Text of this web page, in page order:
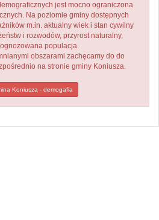
jest mocno ograniczona
Na poziomie gminy dostępnych
m.in. aktualny wiek i stan cywilny
i rozwodów, przyrost naturalny,
populacja.
obszarami zachęcamy do do
na stronie gminy Koniusza.
Koniusza - demogafia